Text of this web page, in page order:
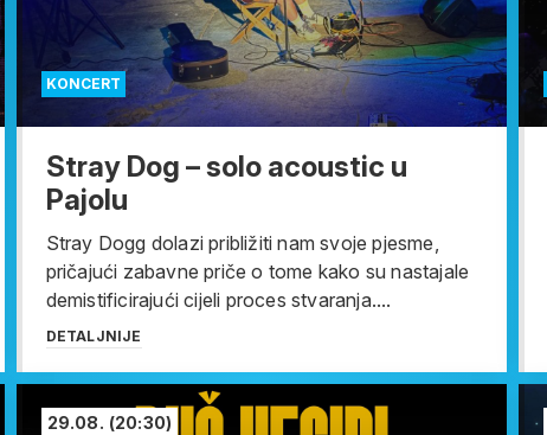
KONCERT
Stray Dog – solo acoustic u
Pajolu
Stray Dogg dolazi približiti nam svoje pjesme,
pričajući zabavne priče o tome kako su nastajale
demistificirajući cijeli proces stvaranja....
DETALJNIJE
29.08. (20:30)